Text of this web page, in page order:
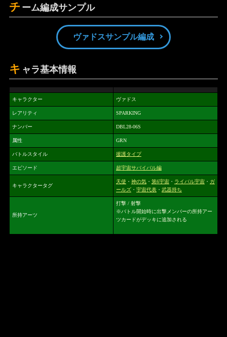
チ ーム編成サンプル
ヴァドスサンプル編成
キ ャラ基本情報
キャラクター ヴァドス
レアリティ SPARKING
ナンバー DBL28-06S
属性 GRN
バトルスタイル 援護タイプ
エピソード 超宇宙サバイバル編
キャラクタータグ
天使・ 神の気・ 第6宇宙・ ライバル宇宙・ ガ
ールズ・ 宇宙代表・ 武器持ち
所持アーツ
打撃 / 射撃
※バトル開始時に出撃メンバーの所持アー
ツカードがデッキに追加される